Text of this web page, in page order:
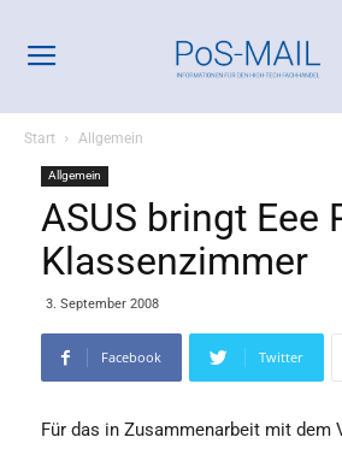
Start Allgemein
Allgemein
ASUS bringt Eee
Klassenzimmer
3. September 2008
Facebook Twitter
Für das in Zusammenarbeit mit dem